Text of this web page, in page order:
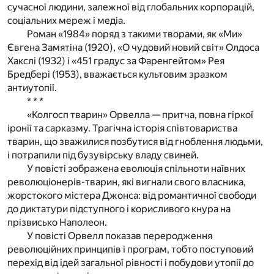
сучасної людини, залежної від глобальних корпорацій,
соціальних мереж і медіа.
Роман «1984» поряд з такими творами, як «Ми»
Євгена Замятіна (1920), «О чудовий новий світ» Олдоса
Хакслі (1932) і «451 градус за Фаренгейтом» Рея
Бредбері (1953), вважається культовим зразком
антиутопії.
* * *
«Колгосп тварин» Орвелла — притча, повна гіркої
іронії та сарказму. Трагічна історія співтовариства
тварин, що зважилися позбутися від гноблення людьми,
і потрапили під бузувірську владу свиней.
У повісті зображена еволюція спільноти наївних
революціонерів-тварин, які вигнали свого власника,
жорстокого містера Джонса: від романтичної свободи
до диктатури підступного і корисливого кнура на
прізвисько Наполеон.
У повісті Орвелл показав переродження
революційних принципів і програм, тобто поступовий
перехід від ідей загальної рівності і побудови утопії до